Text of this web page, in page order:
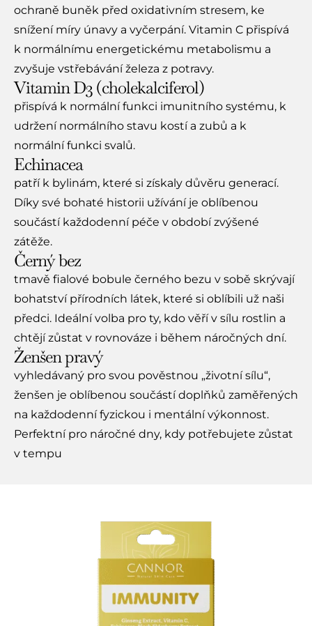
ochraně buněk před oxidativním stresem, ke
snížení míry únavy a vyčerpání. Vitamin C přispívá
k normálnímu energetickému metabolismu a
zvyšuje vstřebávání železa z potravy.
Vitamin D3 (cholekalciferol)
přispívá k normální funkci imunitního systému, k
udržení normálního stavu kostí a zubů a k
normální funkci svalů.
Echinacea
patří k bylinám, které si získaly důvěru generací.
Díky své bohaté historii užívání je oblíbenou
součástí každodenní péče v období zvýšené
zátěže.
Černý bez
tmavě fialové bobule černého bezu v sobě skrývají
bohatství přírodních látek, které si oblíbili už naši
předci. Ideální volba pro ty, kdo věří v sílu rostlin a
chtějí zůstat v rovnováze i během náročných dní.
Ženšen pravý
vyhledávaný pro svou pověstnou „životní sílu“,
ženšen je oblíbenou součástí doplňků zaměřených
na každodenní fyzickou i mentální výkonnost.
Perfektní pro náročné dny, kdy potřebujete zůstat
v tempu